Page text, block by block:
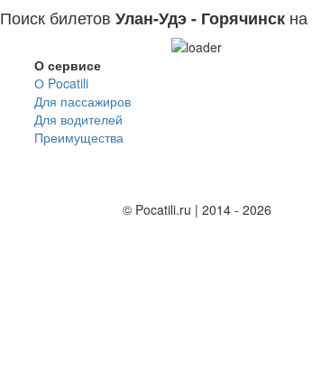
Поиск билетов Улан-Удэ - Горячинск на
О сервисе
О Pocatili
Для пассажиров
Для водителей
Преимущества
© Pocatili.ru | 2014 - 2026